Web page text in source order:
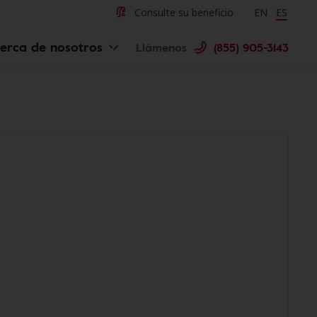
Consulte su beneficio Change
EN ES
de nosotros Llámenos (855) 905-3143